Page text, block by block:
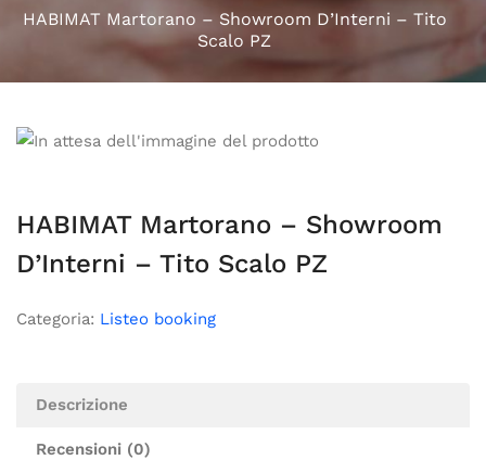
HABIMAT Martorano – Showroom D’Interni – Tito
Scalo PZ
HABIMAT Martorano – Showroom
D’Interni – Tito Scalo PZ
Categoria: Listeo booking
Descrizione
Recensioni (0)